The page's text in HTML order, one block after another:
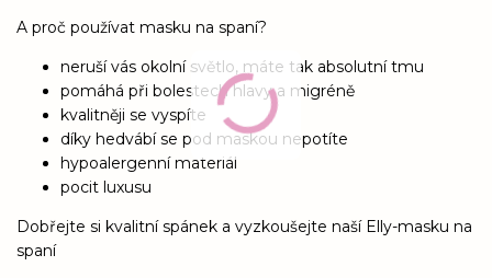
A proč používat masku na spaní?
neruší vás okolní světlo, máte tak absolutní tmu
pomáhá při bolestech hlavy a migréně
kvalitněji se vyspíte
díky hedvábí se pod maskou nepotíte
hypoalergenní materiál
pocit luxusu
Dobřejte si kvalitní spánek a vyzkoušejte naší Elly-masku na
spaní